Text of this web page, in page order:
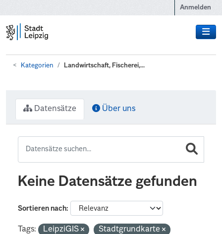
Anmelden
Kategorien Landwirtschaft, Fischerei,...
Datensätze Über uns
Keine Datensätze gefunden
Sortieren nach
Tags: LeipziGIS
Stadtgrundkarte